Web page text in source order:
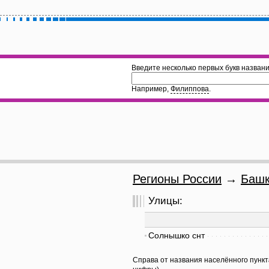
Введите несколько первых букв
Например, Филиппова.
Регионы России →
Улицы:
Солнышко снт
Справа от названия населённого